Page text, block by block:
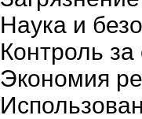
Наука и
Контроль
Экономия